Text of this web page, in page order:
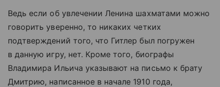
Ведь если об увлечении Ленина шахматами можно
говорить уверенно, то никаких четких
подтверждений того, что Гитлер был погружен
в данную игру, нет. Кроме того, биографы
Владимира Ильича указывают на письмо к брату
Дмитрию, написанное в начале 1910 года,